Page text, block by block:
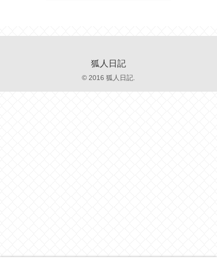
狐人日記
© 2016 狐人日記.